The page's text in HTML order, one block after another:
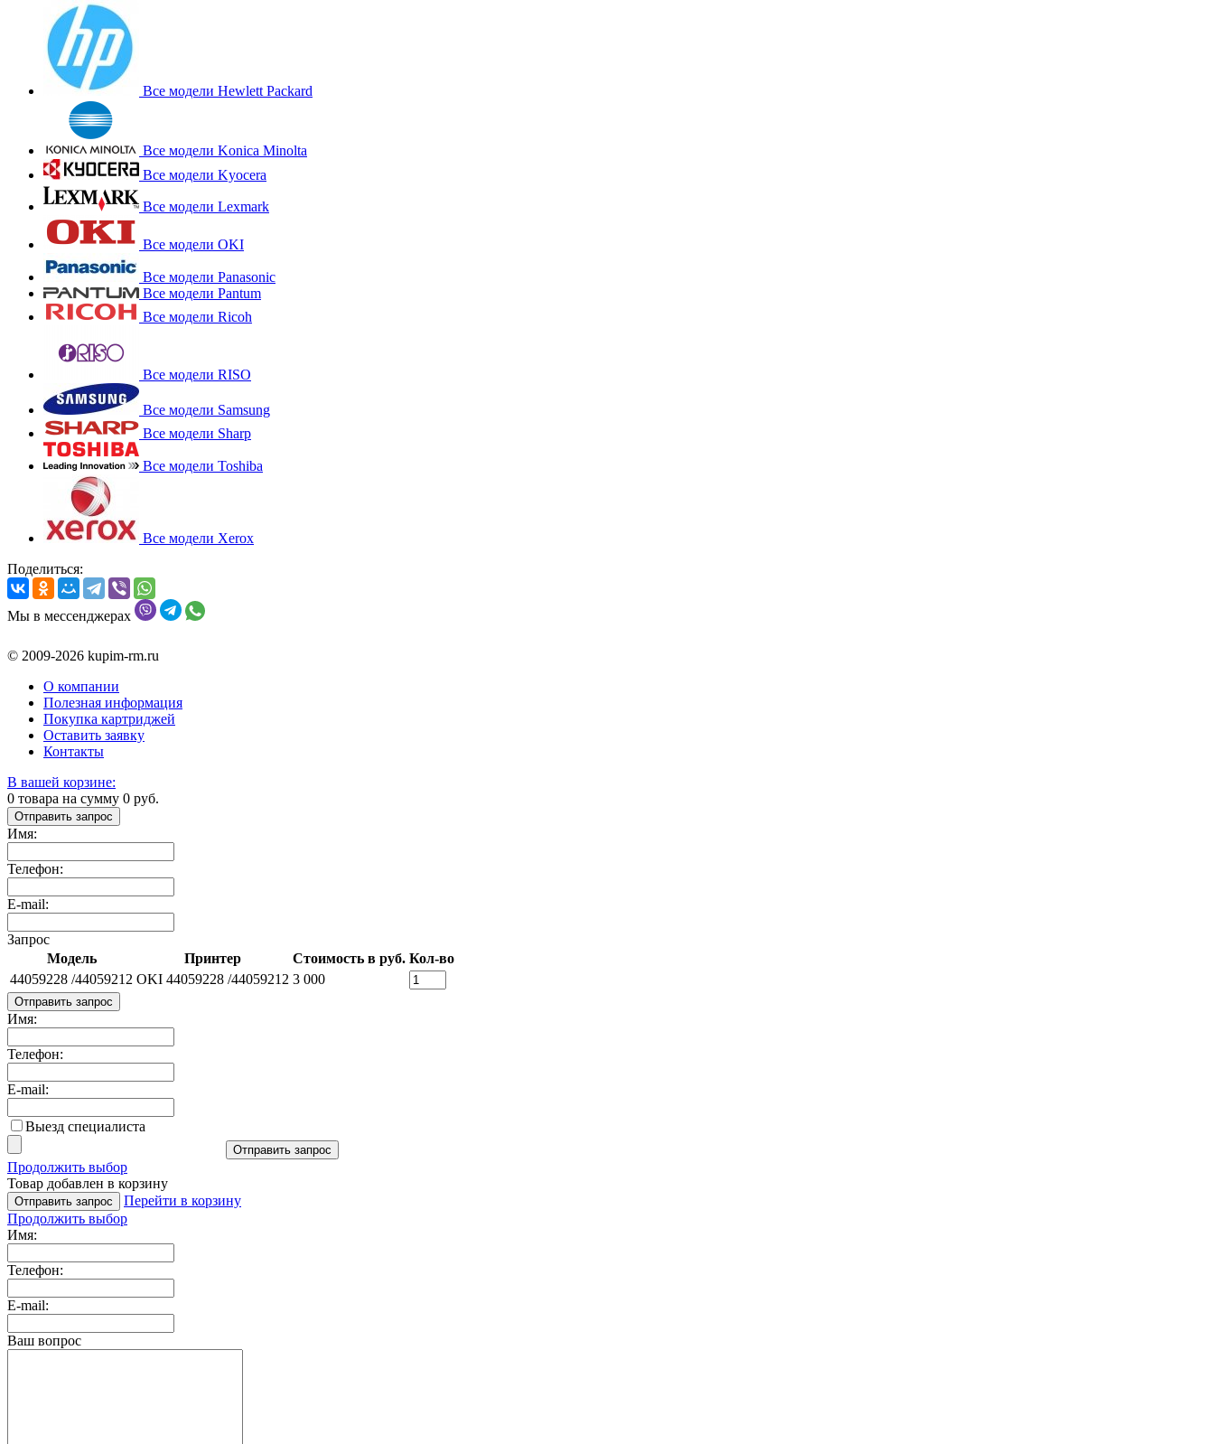
Все модели Hewlett Packard
Все модели Konica Minolta
Все модели Kyocera
Все модели Lexmark
Все модели OKI
Все модели Panasonic
Все модели Pantum
Все модели Ricoh
Все модели RISO
Все модели Samsung
Все модели Sharp
Все модели Toshiba
Все модели Xerox
Поделиться:
Мы в мессенджерах
© 2009-2026 kupim-rm.ru
О компании
Полезная информация
Покупка картриджей
Оставить заявку
Контакты
В вашей корзине:
0 товара на сумму 0 руб.
Отправить запрос
Имя:
Телефон:
E-mail:
Запрос
Модель
Принтер Стоимость в руб. Кол-во
44059228 /44059212 OKI 44059228 /44059212 3 000
Отправить запрос
Имя:
Телефон:
E-mail:
Выезд специалиста
Отправить запрос
Продолжить выбор
Товар добавлен в корзину
Отправить запрос
Перейти в корзину
Продолжить выбор
Имя:
Телефон:
E-mail:
Ваш вопрос